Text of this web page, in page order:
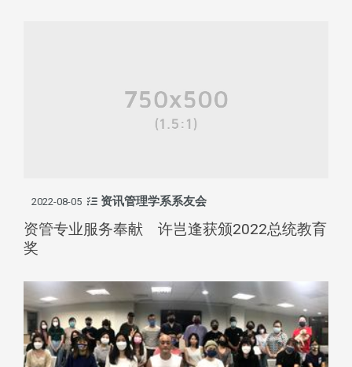
2022-08-05 资讯管理学系系友会
资管专业服务奉献 许岂逢获颁2022总统教育
奖